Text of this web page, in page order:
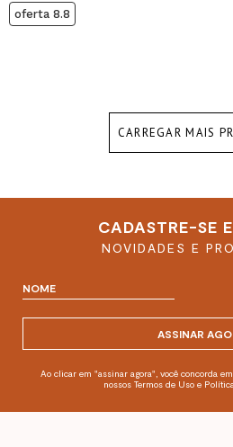
oferta 8.8
CARREGAR MAIS
CADASTRE-SE
NOVIDADES E
ASSINAR
Ao clicar em "assinar agora", você concorda
nossos Termos de Uso e